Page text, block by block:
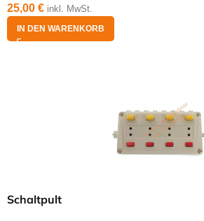
25,00 € inkl. MwSt.
IN DEN WARENKORB
Schaltpult